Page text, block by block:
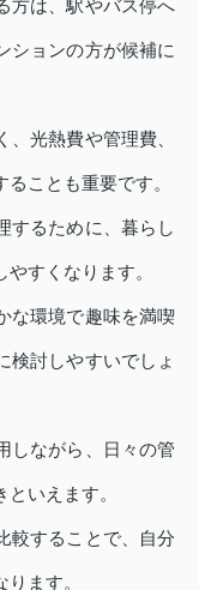
方は、駅やバス停へ
ションの方が候補に
光熱費や管理費、
ことも重要です。
するために、暮らし
すくなります。
な環境で趣味を満喫
検討しやすいでしょ
しながら、日々の管
いえます。
較することで、自分
ます。